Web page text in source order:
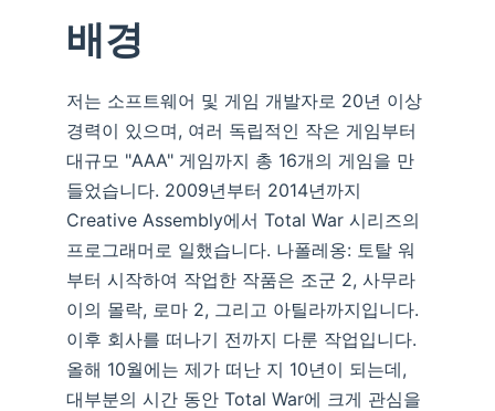
배경
저는 소프트웨어 및 게임 개발자로 20년 이상
경력이 있으며, 여러 독립적인 작은 게임부터
대규모 "AAA" 게임까지 총 16개의 게임을 만
들었습니다. 2009년부터 2014년까지
Creative Assembly에서 Total War 시리즈의
프로그래머로 일했습니다. 나폴레옹: 토탈 워
부터 시작하여 작업한 작품은 조군 2, 사무라
이의 몰락, 로마 2, 그리고 아틸라까지입니다.
이후 회사를 떠나기 전까지 다룬 작업입니다.
올해 10월에는 제가 떠난 지 10년이 되는데,
대부분의 시간 동안 Total War에 크게 관심을